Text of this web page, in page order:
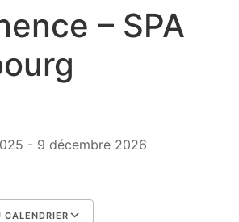
– SPA
- 9 décembre 2026